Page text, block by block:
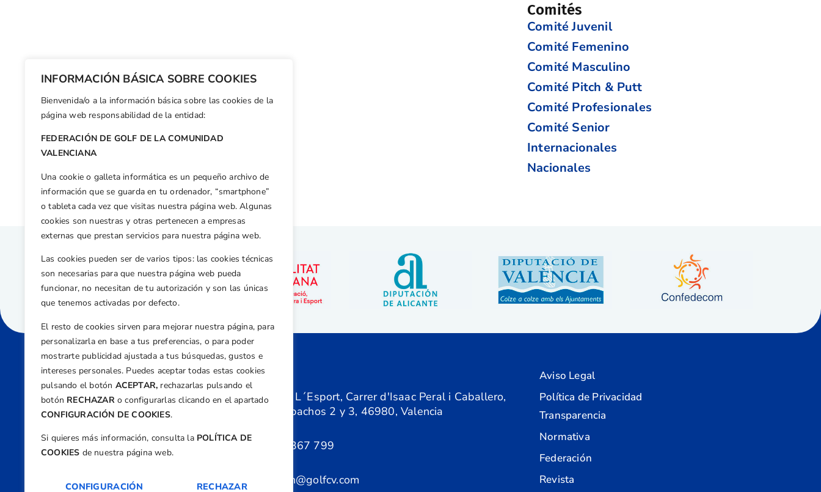
INFORMACIÓN BÁSICA SOBRE COOKIES
Bienvenida/o a la información básica sobre las cookies de la
página web responsabilidad de la entidad:
FEDERACIÓN DE GOLF DE LA COMUNIDAD
VALENCIANA
Una cookie o galleta informática es un pequeño archivo de
información que se guarda en tu ordenador, “smartphone”
o tableta cada vez que visitas nuestra página web. Algunas
cookies son nuestras y otras pertenecen a empresas
externas que prestan servicios para nuestra página web.
Las cookies pueden ser de varios tipos: las cookies técnicas
son necesarias para que nuestra página web pueda
funcionar, no necesitan de tu autorización y son las únicas
que tenemos activadas por defecto.
El resto de cookies sirven para mejorar nuestra página, para
personalizarla en base a tus preferencias, o para poder
mostrarte publicidad ajustada a tus búsquedas, gustos e
intereses personales. Puedes aceptar todas estas cookies
pulsando el botón ACEPTAR, rechazarlas pulsando el
botón RECHAZARo configurarlas clicando en el apartado
CONFIGURACIÓN DE COOKIES.
Si quieres más información, consulta la POLÍTICA DE
COOKIES de nuestra página web.
CONFIGURACIÓN RECHAZAR
Comités
Comité Juvenil
Comité Femenino
Comité Masculino
Comité Pitch & Putt
Comité Profesionales
Comité Senior
Internacionales
Nacionales
Centre de L´Esport, Carrer d'Isaac Peral i Caballero,
Nº 5, Despachos 2 y 3, 46980, Valencia
+34 961 367 799
federacion@golfcv.com
Aviso Legal
Política de Privacidad
Transparencia
Normativa
Federación
Revista